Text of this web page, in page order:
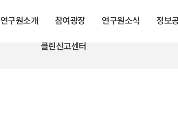
연구원소개 참여광장 연구원소식 정보
클린신고센터